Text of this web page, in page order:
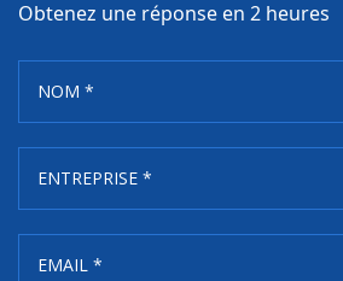
Obtenez une réponse en 2 heures